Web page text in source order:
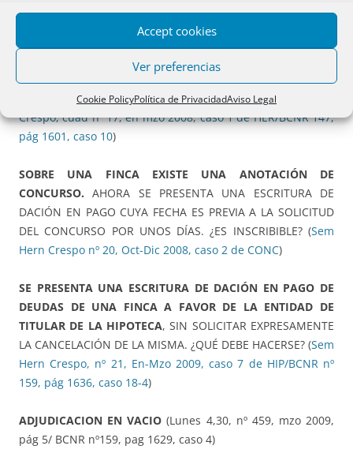
Accept cookies
Ver preferencias
Cookie PolicyPolítica de PrivacidadAviso Legal
HERENCIA. NATURALEZA JURÍDICA Y EFECTOS DE LA
ADJUDICACIÓN PARA PAGO DE DEUDAS EN
OPERACIONES PARTICIONALES.FACULTADES DEL
CONTADOR PARTIDOR TESTAMENTARIO. SUSTITUCIONES
FIDEICOMISARIAS. FIDEICOMISO DE RESIDUO (
Crespo, cuad nº 17, en mzo 2008, caso 1 de HER/BCNR 147,
pág 1601, caso 10)
SOBRE UNA FINCA EXISTE UNA ANOTACIÓN DE
CONCURSO. AHORA SE PRESENTA UNA ESCRITURA DE
DACIÓN EN PAGO CUYA FECHA ES PREVIA A LA SOLICITUD
DEL CONCURSO POR UNOS DÍAS. ¿ES INSCRIBIBLE? (Sem
Hern Crespo nº 20, Oct-Dic 2008, caso 2 de CONC)
SE PRESENTA UNA ESCRITURA DE DACIÓN EN PAGO DE
DEUDAS DE UNA FINCA A FAVOR DE LA ENTIDAD DE
TITULAR DE LA HIPOTECA, SIN SOLICITAR EXPRESAMENTE
LA CANCELACIÓN DE LA MISMA. ¿QUÉ DEBE HACERSE? (Sem
Hern Crespo, nº 21, En-Mzo 2009, caso 7 de HIP/BCNR nº
159, pág 1636, caso 18-4)
ADJUDICACION EN VACIO (Lunes 4,30, nº 459, mzo 2009,
pág 5/ BCNR nº159, pag 1629, caso 4)